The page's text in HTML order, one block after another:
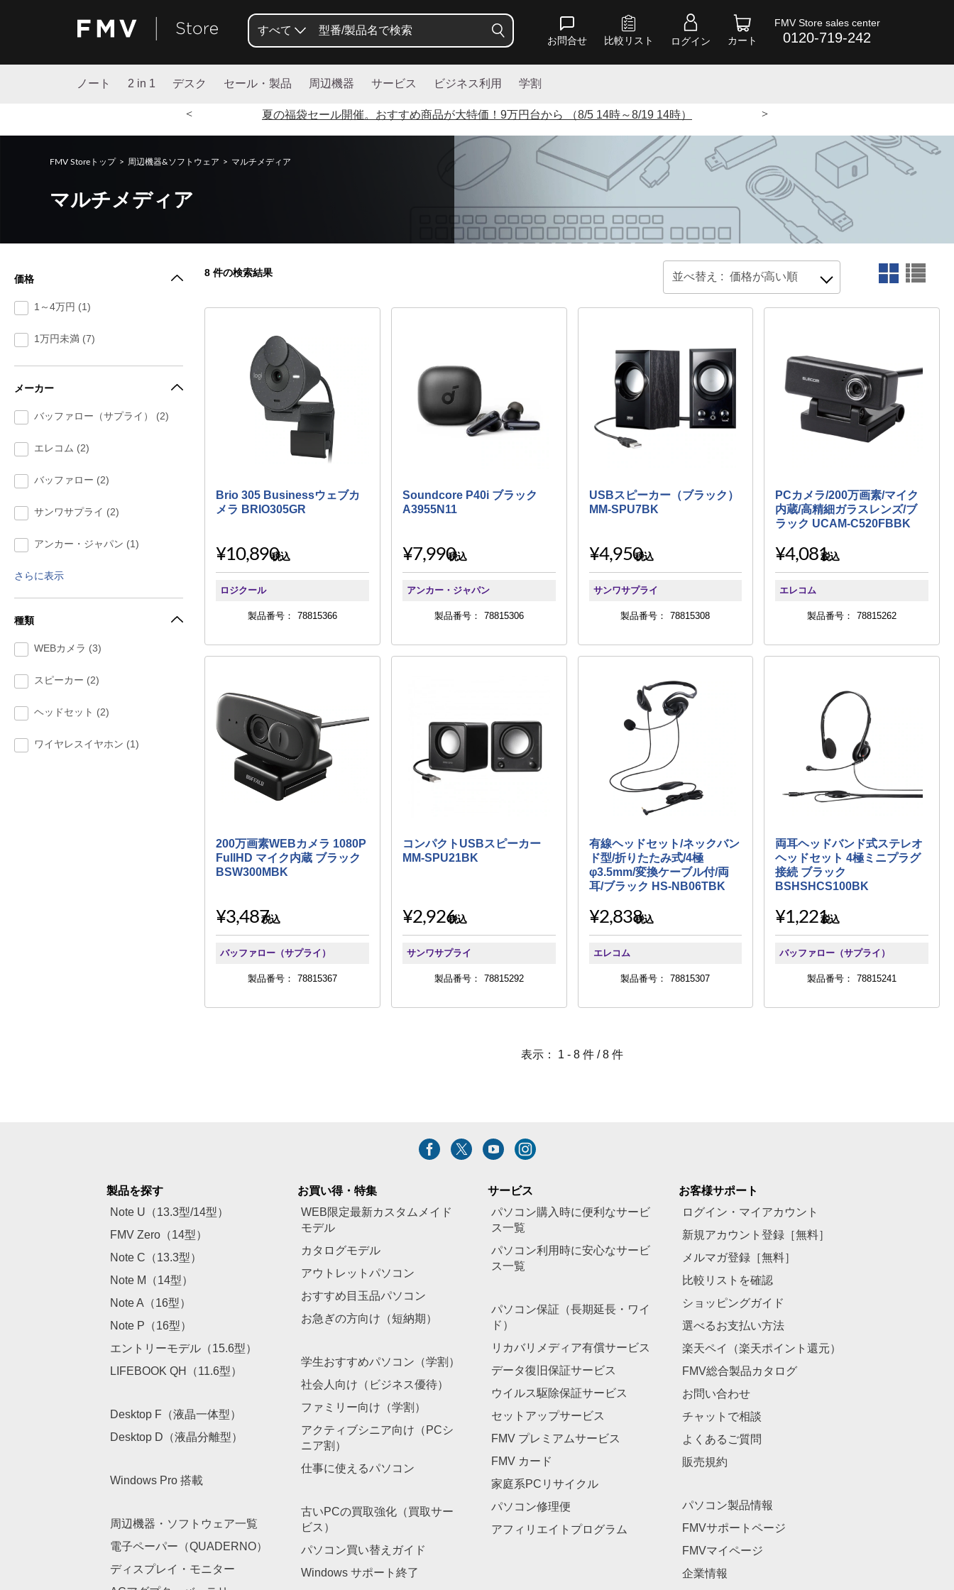
すべて
お問合せ 比較リスト ログイン カート
FMV Store sales center
0120-719-242
ノート 2 in 1 デスク セール・製品 周辺機器 サービス ビジネス利用 学割
夏の福袋セール開催。おすすめ商品が大特価！ 9万円台から （8/5 14時～8/19 14時）
< >
FMV Storeトップ > 周辺機器&ソフトウェア > マルチメディア
マルチメディア
価格
1～4万円 (1)
1万円未満 (7)
メーカー
バッファロー（サプライ） (2)
エレコム (2)
バッファロー (2)
サンワサプライ (2)
アンカー・ジャパン (1)
さらに表示
種類
WEBカメラ (3)
スピーカー (2)
ヘッドセット (2)
ワイヤレスイヤホン (1)
8 件の検索結果 並べ替え : 価格が高い順
Brio 305 Businessウェブカ
メラ BRIO305GR
¥10,890税込
ロジクール
製品番号： 78815366
Soundcore P40i ブラック
A3955N11
¥7,990税込
アンカー・ジャパン
製品番号： 78815306
USBスピーカー（ブラック）
MM-SPU7BK
¥4,950税込
サンワサプライ
製品番号： 78815308
PCカメラ/200万画素/マイク
内蔵/高精細ガラスレンズ/ブ
ラック UCAM-C520FBBK
¥4,081税込
エレコム
製品番号： 78815262
200万画素WEBカメラ 1080P
FullHD マイク内蔵 ブラック
BSW300MBK
¥3,487税込
バッファロー（サプライ）
製品番号： 78815367
コンパクトUSBスピーカー
MM-SPU21BK
¥2,926税込
サンワサプライ
製品番号： 78815292
有線ヘッドセット/ネックバン
ド型/折りたたみ式/4極
φ3.5mm/変換ケーブル付/両
耳/ブラック HS-NB06TBK
¥2,838税込
エレコム
製品番号： 78815307
両耳ヘッドバンド式ステレオ
ヘッドセット 4極ミニプラグ
接続 ブラック
BSHSHCS100BK
¥1,221税込
バッファロー（サプライ）
製品番号： 78815241
表示： 1 - 8 件 / 8 件
製品を探す
Note U（13.3型/14型）
FMV Zero（14型）
Note C（13.3型）
Note M（14型）
Note A（16型）
Note P（16型）
エントリーモデル（15.6型）
LIFEBOOK QH（11.6型）
Desktop F（液晶一体型）
Desktop D（液晶分離型）
Windows Pro 搭載
周辺機器・ソフトウェア一覧
電子ペーパー（QUADERNO）
ディスプレイ・モニター
お買い得・特集
WEB限定最新カスタムメイド
モデル
カタログモデル
アウトレットパソコン
おすすめ目玉品パソコン
お急ぎの方向け（短納期）
学生おすすめパソコン（学割）
社会人向け（ビジネス優待）
ファミリー向け（学割）
アクティブシニア向け（PCシ
ニア割）
仕事に使えるパソコン
古いPCの買取強化（買取サー
ビス）
パソコン買い替えガイド
Windows サポート終了
サービス
パソコン購入時に便利なサービ
ス一覧
パソコン利用時に安心なサービ
ス一覧
パソコン保証（長期延長・ワイ
ド）
リカバリメディア有償サービス
データ復旧保証サービス
ウイルス駆除保証サービス
セットアップサービス
FMV プレミアムサービス
FMV カード
家庭系PCリサイクル
パソコン修理便
アフィリエイトプログラム
お客様サポート
ログイン・マイアカウント
新規アカウント登録［無料］
メルマガ登録［無料］
比較リストを確認
ショッピングガイド
選べるお支払い方法
楽天ペイ（楽天ポイント還元）
FMV総合製品カタログ
お問い合わせ
チャットで相談
よくあるご質問
販売規約
パソコン製品情報
FMVサポートページ
FMVマイページ
企業情報